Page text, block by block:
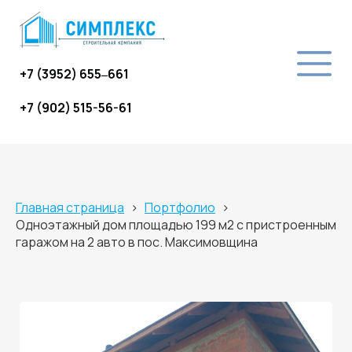
+7 (3952) 655‒661
+7 (902) 515-56-61
Главная страница › Портфолио ›
Одноэтажный дом площадью 199 м2 с пристроенным
гаражом на 2 авто в пос. Максимовщина